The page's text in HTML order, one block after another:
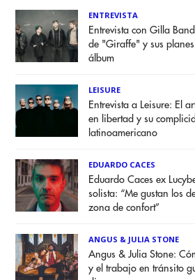
ENTREVISTA
Entrevista con Gilla
de "Giraffe" y sus
álbum
LEISURE
Entrevista a Leisure: El
en libertad y su
latinoamericano
EDUARDO CACES
Eduardo Caces ex
solista: “Me gustan los
zona de confort”
ANGUS & JULIA STONE
Angus & Julia Stone:
y el trabajo en tránsito